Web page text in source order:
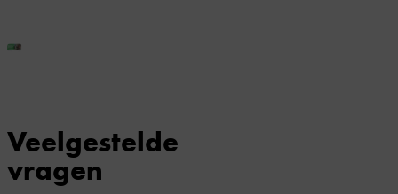
Veelgestelde
vragen